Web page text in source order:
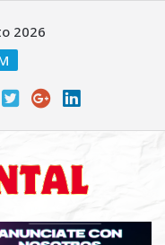
2026